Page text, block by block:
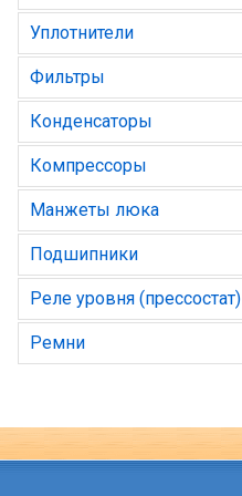
Уплотнители
Фильтры
Конденсаторы
Компрессоры
Манжеты люка
Подшипники
Реле уровня (прессостат)
Ремни